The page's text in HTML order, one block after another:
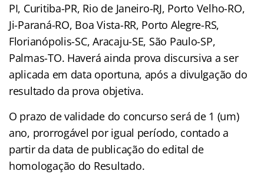
PI, Curitiba-PR, Rio de Janeiro-RJ, Porto Velho-RO,
Ji-Paraná-RO, Boa Vista-RR, Porto Alegre-RS,
Florianópolis-SC, Aracaju-SE, São Paulo-SP,
Palmas-TO. Haverá ainda prova discursiva a ser
aplicada em data oportuna, após a divulgação do
resultado da prova objetiva.
O prazo de validade do concurso será de 1 (um)
ano, prorrogável por igual período, contado a
partir da data de publicação do edital de
homologação do Resultado.